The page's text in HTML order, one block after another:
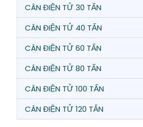
CÂN ĐIỆN TỬ 30 TẤN
CÂN ĐIỆN TỬ 40 TẤN
CÂN ĐIỆN TỬ 60 TẤN
CÂN ĐIỆN TỬ 80 TẤN
CÂN ĐIỆN TỬ 100 TẤN
CÂN ĐIỆN TỬ 120 TẤN